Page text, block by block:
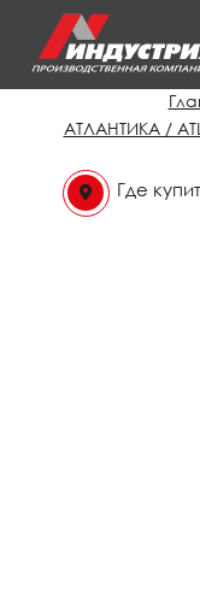
АТЛАНТИКА /
Где